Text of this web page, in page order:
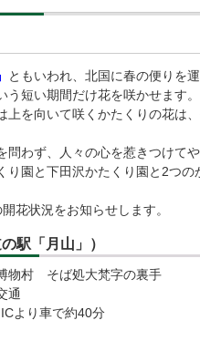
ともいわれ、北国に春の便りを
短い期間だけ花を咲かせます。
上を向いて咲くかたくりの花は
わず、人々の心を惹きつけてや
園と下田沢かたくり園と2つの
花状況をお知らせします。
駅「月山」）
物村 そば処大梵字の裏手
通
より車で約40分